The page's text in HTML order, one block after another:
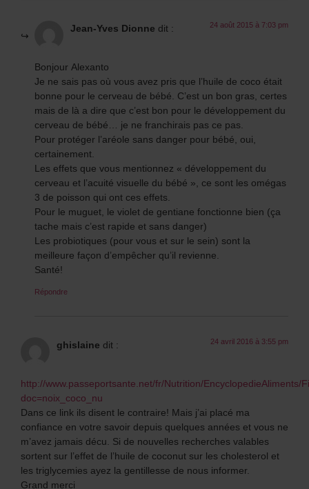
Jean-Yves Dionne dit : 24 août 2015 à 7:03 pm
Bonjour Alexanto
Je ne sais pas où vous avez pris que l’huile de coco était
bonne pour le cerveau de bébé. C’est un bon gras, certes
mais de là a dire que c’est bon pour le développement du
cerveau de bébé… je ne franchirais pas ce pas.
Pour protéger l’aréole sans danger pour bébé, oui,
certainement.
Les effets que vous mentionnez « développement du
cerveau et l’acuité visuelle du bébé », ce sont les omégas
3 de poisson qui ont ces effets.
Pour le muguet, le violet de gentiane fonctionne bien (ça
tache mais c’est rapide et sans danger)
Les probiotiques (pour vous et sur le sein) sont la
meilleure façon d’empêcher qu’il revienne.
Santé!
Répondre
ghislaine dit : 24 avril 2016 à 3:55 pm
http://www.passeportsante.net/fr/Nutrition/EncyclopedieAliments/
doc=noix_coco_nu
Dans ce link ils disent le contraire! Mais j’ai placé ma
confiance en votre savoir depuis quelques années et vous ne
m’avez jamais décu. Si de nouvelles recherches valables
sortent sur l’effet de l’huile de coconut sur les cholesterol et
les triglycemies ayez la gentillesse de nous informer.
Grand merci